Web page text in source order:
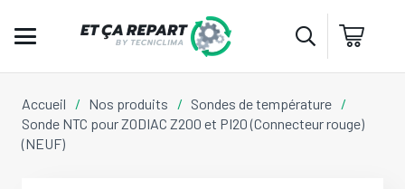
Accueil / Nos produits / Sondes de température /
Sonde NTC pour ZODIAC Z200 et PI20 (Connecteur rouge)
(NEUF)